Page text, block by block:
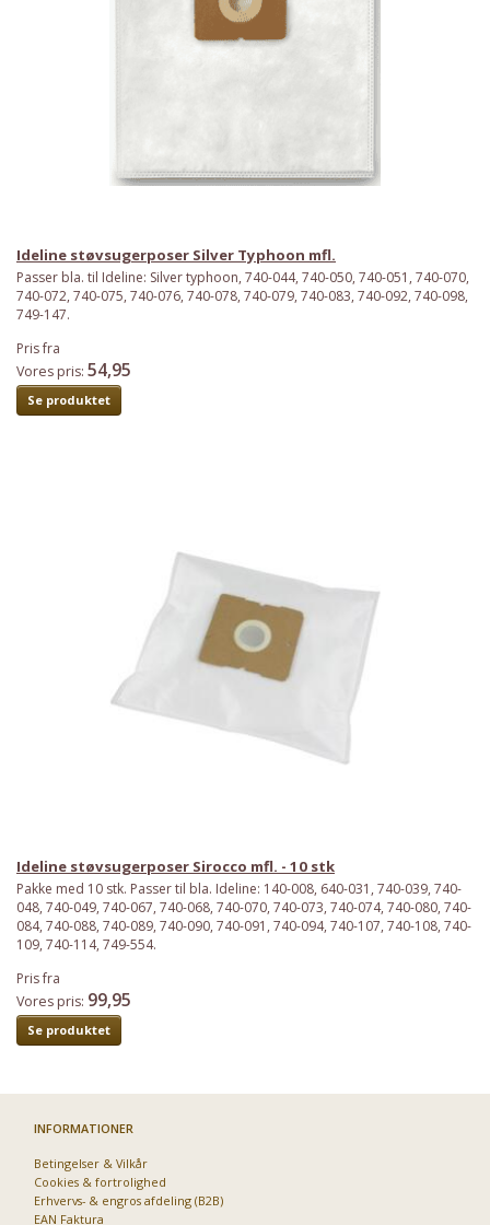
Ideline støvsugerposer Silver Typhoon mfl.
Passer bla. til Ideline: Silver typhoon, 740-044, 740-050, 740-051, 740-070,
740-072, 740-075, 740-076, 740-078, 740-079, 740-083, 740-092, 740-098,
749-147.
Pris fra
Vores pris: 54,95
Se produktet
Ideline støvsugerposer Sirocco mfl. - 10 stk
Pakke med 10 stk. Passer til bla. Ideline: 140-008, 640-031, 740-039, 740-
048, 740-049, 740-067, 740-068, 740-070, 740-073, 740-074, 740-080, 740-
084, 740-088, 740-089, 740-090, 740-091, 740-094, 740-107, 740-108, 740-
109, 740-114, 749-554.
Pris fra
Vores pris: 99,95
Se produktet
INFORMATIONER
Betingelser & Vilkår
Cookies & fortrolighed
Erhvervs- & engros afdeling (B2B)
EAN Faktura